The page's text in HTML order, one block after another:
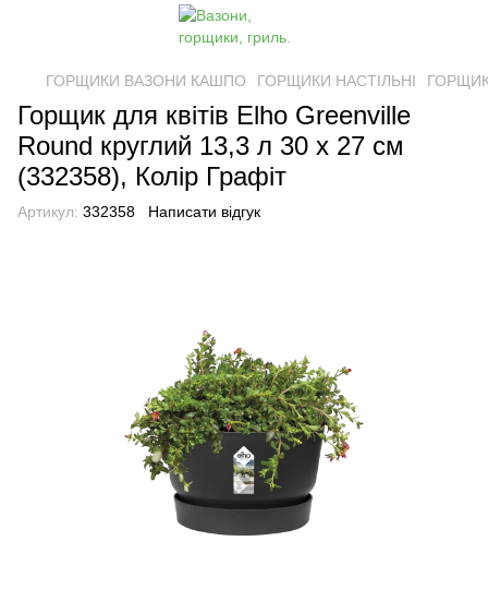
ГОРЩИКИ ВАЗОНИ КАШПО ГОРЩИКИ НАСТІЛЬНІ
Горщик для квітів Elho Greenville
Round круглий 13,3 л 30 x 27 см
(332358), Колір Графіт
Артикул: 332358 Написати відгук